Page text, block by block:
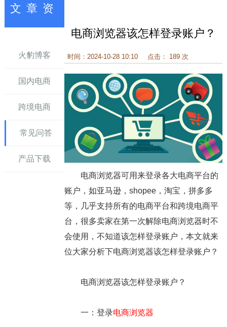
文章资
火豹博客
国内电商
跨境电商
常见问答
产品下载
电商浏览器该怎样登录账户？
时间：2024-10-28 10:10 点击： 189 次
电商浏览器可用来登录各大电商平台的
账户，如亚马逊，shopee，淘宝，拼多多
等，几乎支持所有的电商平台和跨境电商平
台，很多卖家在第一次解除电商浏览器时不
会使用，不知道该怎样登录账户，本文就来
位大家分析下电商浏览器该怎样登录账户？
电商浏览器该怎样登录账户？
一：登录电商浏览器